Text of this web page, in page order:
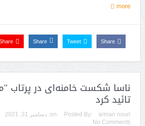
more
Share
Tweet
Share
ناسا شکست خامنه‌ای در پرتاب
تائید کرد
Posted By: arman nouri
on: دسامبر 31, 2021
No Comments